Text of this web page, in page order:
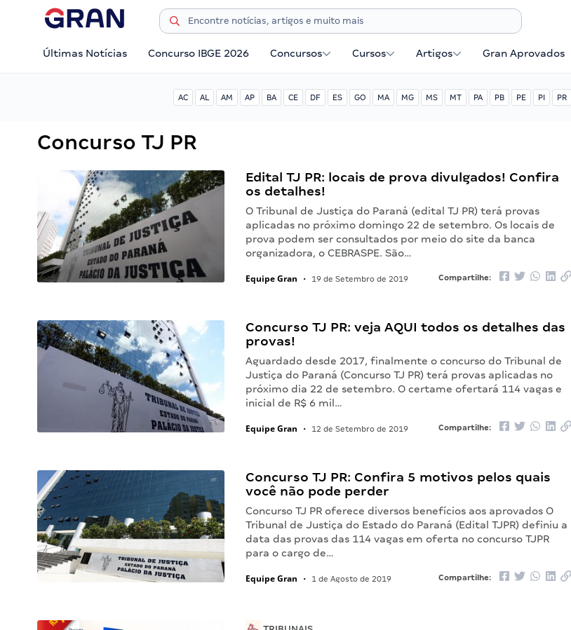
Últimas Notícias Concurso IBGE 2026 Concursos Cursos Artigos Gran Aprovados
AC AL AM AP BA CE DF ES GO MA MG MS MT PA PB PE PI PR
Concurso TJ PR
Edital TJ PR: locais de prova divulgados! Confira
os detalhes!
O Tribunal de Justiça do Paraná (edital TJ PR) terá provas
aplicadas no próximo domingo 22 de setembro. Os locais de
prova podem ser consultados por meio do site da banca
organizadora, o CEBRASPE. São…
Equipe Gran • 19 de Setembro de 2019 Compartilhe:
Concurso TJ PR: veja AQUI todos os detalhes das
provas!
Aguardado desde 2017, finalmente o concurso do Tribunal de
Justiça do Paraná (Concurso TJ PR) terá provas aplicadas no
próximo dia 22 de setembro. O certame ofertará 114 vagas e
inicial de R$ 6 mil…
Equipe Gran • 12 de Setembro de 2019 Compartilhe:
Concurso TJ PR: Confira 5 motivos pelos quais
você não pode perder
Concurso TJ PR oferece diversos benefícios aos aprovados O
Tribunal de Justiça do Estado do Paraná (Edital TJPR) definiu a
data das provas das 114 vagas em oferta no concurso TJPR
para o cargo de…
Equipe Gran • 1 de Agosto de 2019 Compartilhe: